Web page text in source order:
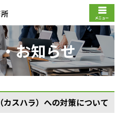
メニュー
お知らせ
スハラ）への対策について